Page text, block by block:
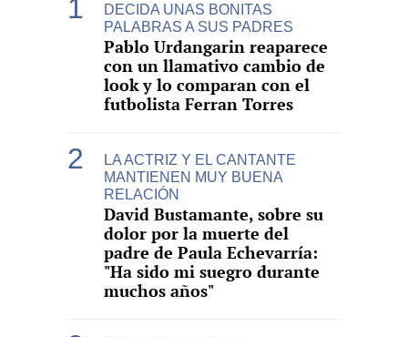
DECIDA UNAS BONITAS
PALABRAS A SUS PADRES
Pablo Urdangarin reaparece
con un llamativo cambio de
look y lo comparan con el
futbolista Ferran Torres
LA ACTRIZ Y EL CANTANTE
MANTIENEN MUY BUENA
RELACIÓN
David Bustamante, sobre su
dolor por la muerte del
padre de Paula Echevarría:
"Ha sido mi suegro durante
muchos años"